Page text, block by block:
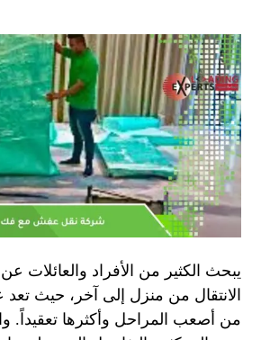
يبحث الكثير من الأفراد والعائلات
الانتقال من منزل إلى آخر، حيث تعد
من أصعب المراحل وأكثرها تعقيداً.